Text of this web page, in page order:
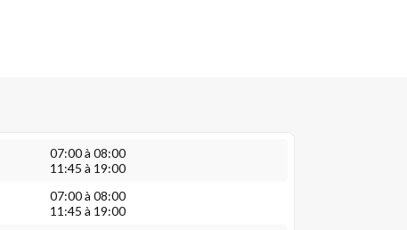
07:00 à 08:00
11:45 à 19:00
07:00 à 08:00
11:45 à 19:00